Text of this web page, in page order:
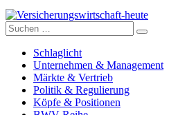
Versicherungswirtschaft-heute
Suche
nach:
Schlaglicht
Unternehmen & Management
Märkte & Vertrieb
Politik & Regulierung
Köpfe & Positionen